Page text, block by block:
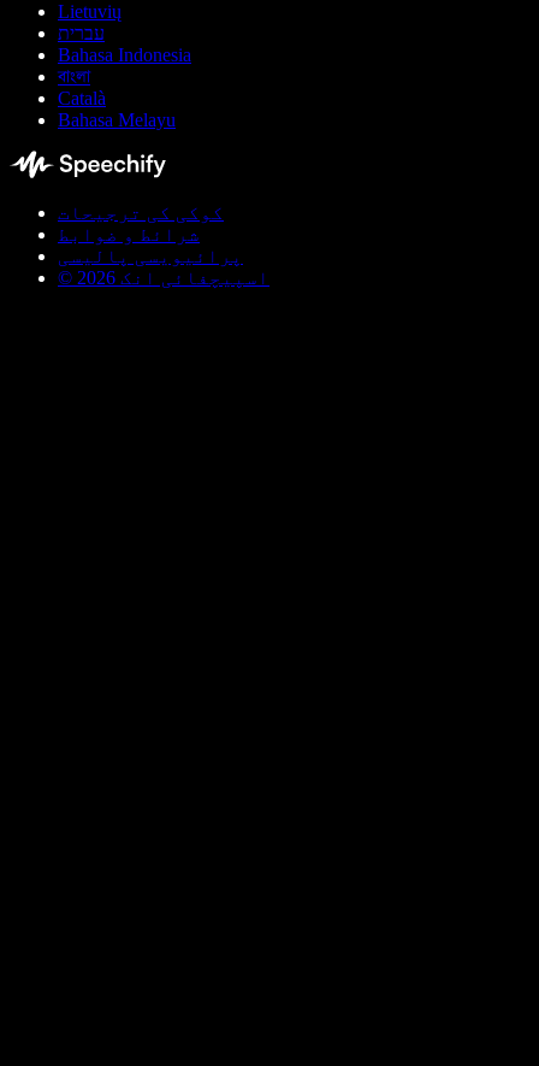
Lietuvių
עברית
Bahasa Indonesia
বাংলা
Català
Bahasa Melayu
کوکی کی ترجیحات
شرائط و ضوابط
پرائیویسی پالیسی
© اسپیچفائی انک 2026